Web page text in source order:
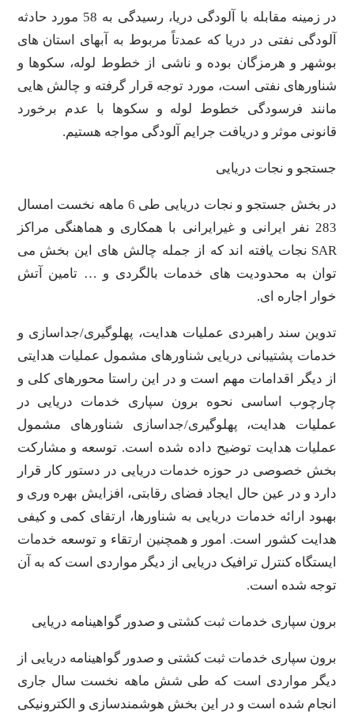
در زمینه مقابله با آلودگی دریا، رسیدگی به 58 مورد حادثه
آلودگی نفتی در دریا که عمدتاً مربوط به آبهای استان های
بوشهر و هرمزگان بوده و ناشی از خطوط لوله، سکوها و
شناورهای نفتی است، مورد توجه قرار گرفته و چالش هایی
مانند فرسودگی خطوط لوله و سکوها با عدم برخورد
قانونی موثر و دریافت جرایم آلودگی مواجه هستیم.
جستجو و نجات دریایی
در بخش جستجو و نجات دریایی طی 6 ماهه نخست امسال
283 نفر ایرانی و غیرایرانی با همکاری و هماهنگی مراکز
SAR نجات یافته اند که از جمله چالش های این بخش می
توان به محدودیت های خدمات بالگردی و … تامین آتش
خوار اجاره ای.
تدوین سند راهبردی عملیات هدایت، پهلوگیری/جداسازی و
خدمات پشتیبانی دریایی شناورهای مشمول عملیات هدایتی
از دیگر اقدامات مهم است و در این راستا محورهای کلی و
چارچوب اساسی نحوه برون سپاری خدمات دریایی در
عملیات هدایت، پهلوگیری/جداسازی شناورهای مشمول
عملیات هدایت توضیح داده شده است. توسعه و مشارکت
بخش خصوصی در حوزه خدمات دریایی در دستور کار قرار
دارد و در عین حال ایجاد فضای رقابتی، افزایش بهره وری و
بهبود ارائه خدمات دریایی به شناورها، ارتقای کمی و کیفی
هدایت کشور است. امور و همچنین ارتقاء و توسعه خدمات
ایستگاه کنترل ترافیک دریایی از دیگر مواردی است که به آن
توجه شده است.
برون سپاری خدمات ثبت کشتی و صدور گواهینامه دریایی
برون سپاری خدمات ثبت کشتی و صدور گواهینامه دریایی از
دیگر مواردی است که طی شش ماهه نخست سال جاری
انجام شده است و در این بخش هوشمندسازی و الکترونیکی